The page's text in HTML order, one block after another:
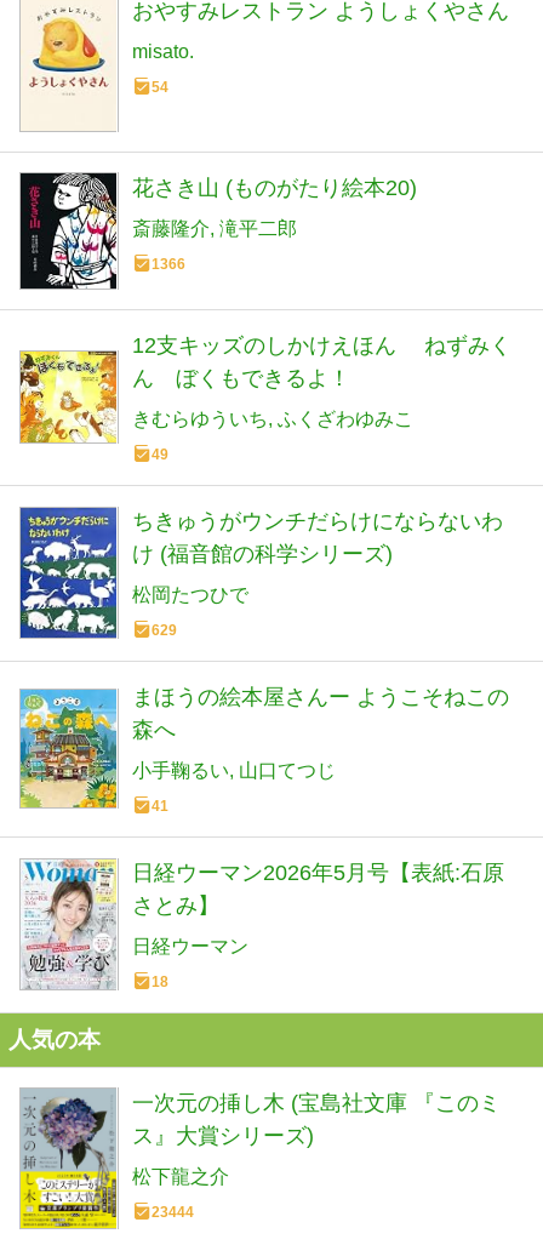
おやすみレストラン ようしょくやさん
misato.
54
花さき山 (ものがたり絵本20)
斎藤隆介 滝平二郎
1366
12支キッズのしかけえほん ねずみく
ん ぼくもできるよ！
きむらゆういち ふくざわゆみこ
49
ちきゅうがウンチだらけにならないわ
け (福音館の科学シリーズ)
松岡たつひで
629
まほうの絵本屋さんー ようこそねこの
森へ
小手鞠るい 山口てつじ
41
日経ウーマン2026年5月号【表紙:石原
さとみ】
日経ウーマン
18
人気の本
一次元の挿し木 (宝島社文庫 『このミ
ス』大賞シリーズ)
松下龍之介
23444